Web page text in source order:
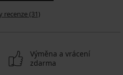
recenze (31)
Výměna a vrácení
zdarma